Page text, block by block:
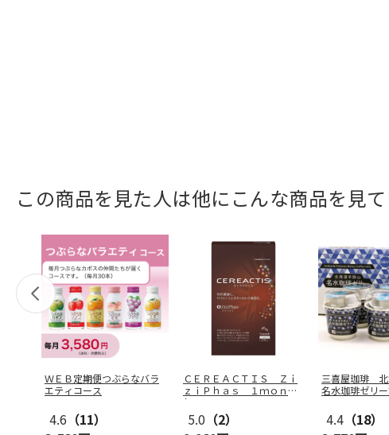
この商品を見た人は他にこんな商品を見て
ＷＥＢ定期便つぶらなバラ
エティコース
4.6 （11）
ＣＥＲＥＡＣＴＩＳ Ｚｉ
ｚｉＰｈａｓ １ｍｏｎｔ
ｈ
5.0 （2）
三喜屋珈琲 北
名水珈琲ゼリ
4.4 （18）